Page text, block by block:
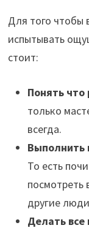
Для того чтобы
испытывать
стоит:
Понять что
только
всегда.
Выполнить
То есть
посмотреть
другие
Делать все